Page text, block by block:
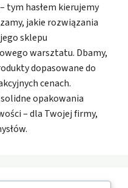
tym hasłem kierujemy
jakie rozwiązania
sklepu
warsztatu. Dbamy,
dopasowane do
cenach.
opakowania
– dla Twojej firmy,